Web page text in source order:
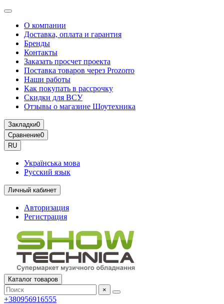
О компании
Доставка, оплата и гарантия
Бренды
Контакты
Заказать просчет проекта
Поставка товаров через Prozorro
Наши работы
Как покупать в рассрочку
Скидки для ВСУ
Отзывы о магазине Шоутехника
Закладки0
Сравнение0
RU
Українська мова
Русский язык
Личный кабинет
Авторизация
Регистрация
Каталог товаров
×
+380956916555